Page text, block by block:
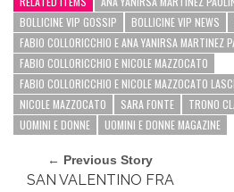
BOLLICINE VIP GOSSIP
BOLLICINE VIP NEWS
FABIO COLLORICCHIO E ANA YANIRSA MARTINEZ
FABIO COLLORICCHIO E NICOLE MAZZOCATO
FABIO COLLORICCHIO E NICOLE MAZZOCATO
NICOLE MAZZOCATO
SARA FONTE TRONO
UOMINI E DONNE
UOMINI E DONNE MAGAZINE
← Previous Story
SAN VALENTINO FRA